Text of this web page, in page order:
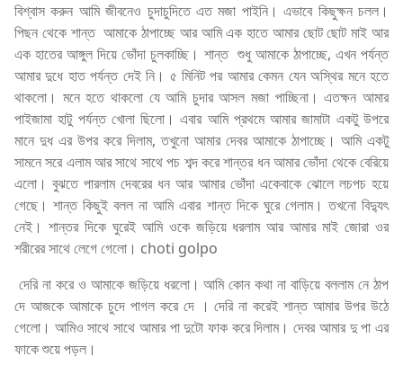
বিশ্বাস করুন আমি জীবনেও চুদাচুদিতে এত মজা পাইনি। এভাবে কিছুক্ষন চলল।
পিছন থেকে শান্ত আমাকে ঠাপাচ্ছে আর আমি এক হাতে আমার ছোট ছোট মাই আর
এক হাতের আঙ্গুল দিয়ে ভোঁদা চুলকাচ্ছি। শান্ত শুধু আমাকে ঠাপাচ্ছে, এখন পর্যন্ত
আমার দুধে হাত পর্যন্ত দেই নি। ৫ মিনিট পর আমার কেমন যেন অস্থির মনে হতে
থাকলো। মনে হতে থাকলো যে আমি চুদার আসল মজা পাচ্ছিনা। এতক্ষন আমার
পাইজামা হাটু পর্যন্ত খোলা ছিলো। এবার আমি প্রথমে আমার জামাটা একটু উপরে
মানে দুধ এর উপর করে দিলাম, তখুনো আমার দেবর আমাকে ঠাপাচ্ছে। আমি একটু
সামনে সরে এলাম আর সাথে সাথে পচ শব্দ করে শান্তর ধন আমার ভোঁদা থেকে বেরিয়ে
এলো। বুঝতে পারলাম দেবরের ধন আর আমার ভোঁদা একেবাকে ঝোলে লচপচ হয়ে
গেছে। শান্ত কিছুই বলল না আমি এবার শান্ত দিকে ঘুরে গেলাম। তখনো বিদ্যুৎ
নেই। শান্তর দিকে ঘুরেই আমি ওকে জড়িয়ে ধরলাম আর আমার মাই জোরা ওর
শরীরের সাথে লেগে গেলো। choti golpo
দেরি না করে ও আমাকে জড়িয়ে ধরলো। আমি কোন কথা না বাড়িয়ে বললাম নে ঠাপ
দে আজকে আমাকে চুদে পাগল করে দে । দেরি না করেই শান্ত আমার উপর উঠে
গেলো। আমিও সাথে সাথে আমার পা দুটো ফাক করে দিলাম। দেবর আমার দু পা এর
ফাকে শুয়ে পড়ল।